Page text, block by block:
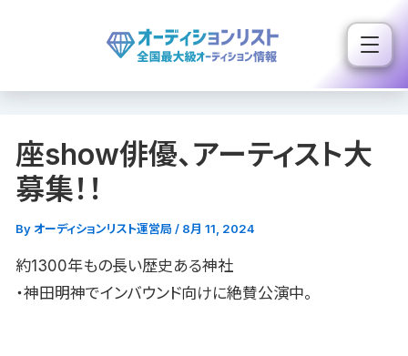
ス
座show俳優、アーティスト大
募集！！
By オーディションリスト運営局 / 8月 11, 2024
約1300年もの長い歴史ある神社
・神田明神でインバウンド向けに絶賛公演中。